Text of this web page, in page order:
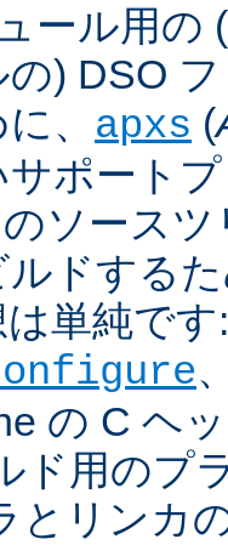
ール用の
の) DSO
、 apxs (
サポート
ソースツ
ルドする
単純で
の C ヘ
ド用のプ
とリンカ